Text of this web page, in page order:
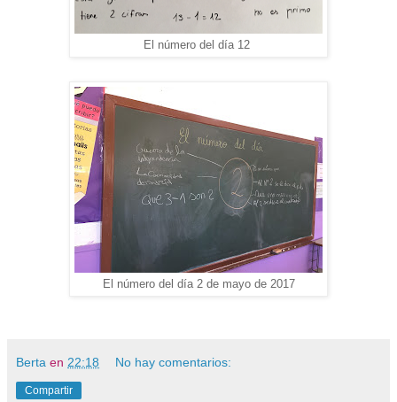
El número del día 12
El número del día 2 de mayo de 2017
Berta en 22:18 No hay comentarios:
Compartir